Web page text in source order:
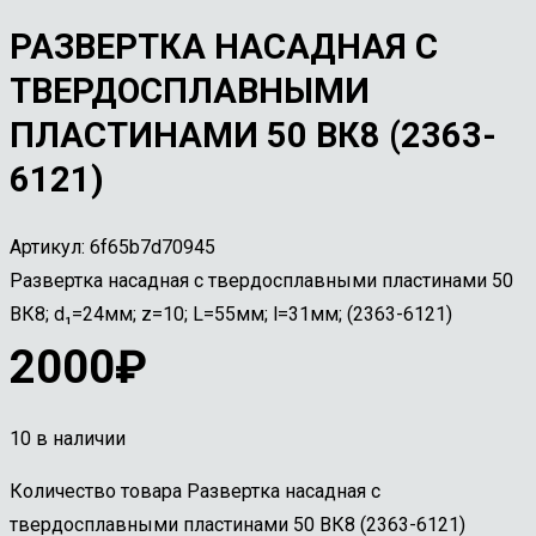
РАЗВЕРТКА НАСАДНАЯ С
ТВЕРДОСПЛАВНЫМИ
ПЛАСТИНАМИ 50 ВК8 (2363-
6121)
Артикул: 6f65b7d70945
Развертка насадная с твердосплавными пластинами 50
ВК8; d₁=24мм; z=10; L=55мм; l=31мм; (2363-6121)
2000₽
10 в наличии
Количество товара Развертка насадная с
твердосплавными пластинами 50 ВК8 (2363-6121)